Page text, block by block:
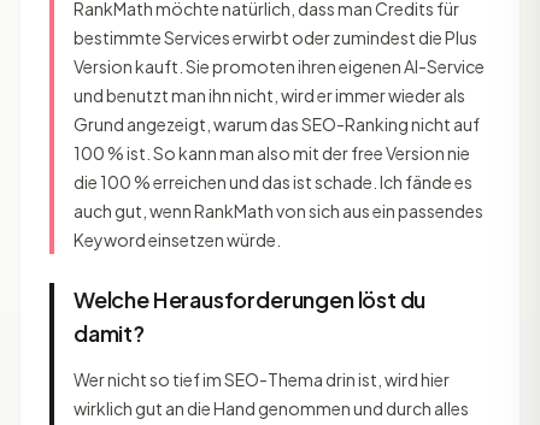
RankMath möchte natürlich, dass man Credits für
bestimmte Services erwirbt oder zumindest die Plus
Version kauft. Sie promoten ihren eigenen AI-Service
und benutzt man ihn nicht, wird er immer wieder als
Grund angezeigt, warum das SEO-Ranking nicht auf
100 % ist. So kann man also mit der free Version nie
die 100 % erreichen und das ist schade. Ich fände es
auch gut, wenn RankMath von sich aus ein passendes
Keyword einsetzen würde.
Welche Herausforderungen löst du
damit?
Wer nicht so tief im SEO-Thema drin ist, wird hier
wirklich gut an die Hand genommen und durch alles